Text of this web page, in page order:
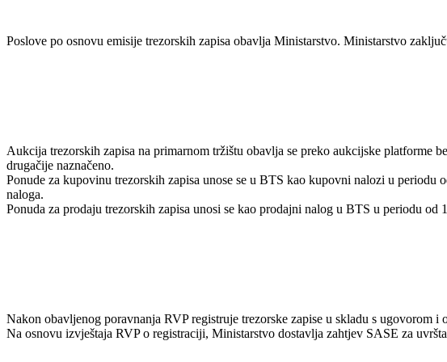
Poslove po osnovu emisije trezorskih zapisa obavlja Ministarstvo. Ministarstvo
Aukcija trezorskih zapisa na primarnom tržištu obavlja se preko aukcijske platforme
drugačije naznačeno.
Ponude za kupovinu trezorskih zapisa unose se u BTS kao kupovni nalozi u
naloga.
Ponuda za prodaju trezorskih zapisa unosi se kao prodajni nalog u BTS u periodu od
Nakon obavljenog poravnanja RVP registruje trezorske zapise u skladu s ugovorom i
Na osnovu izvještaja RVP o registraciji, Ministarstvo dostavlja zahtjev SASE za